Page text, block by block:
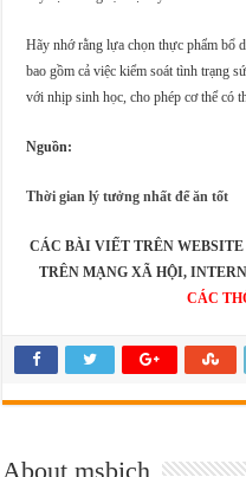
Hãy nhớ rằng lựa chọn thực phẩm bổ
bao gồm cả việc kiểm soát tình trạng
với nhịp sinh học, cho phép cơ thể có
Nguồn:
Thời gian lý tưởng nhất để ăn tốt
CÁC BÀI VIẾT TRÊN
TRÊN MẠNG XÃ HỘI,
CÁC
About msbich